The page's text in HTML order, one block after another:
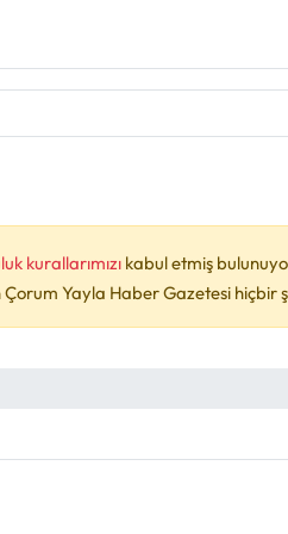
kurallarımızı kabul etmiş
Yayla Haber Gazetesi hiçbir